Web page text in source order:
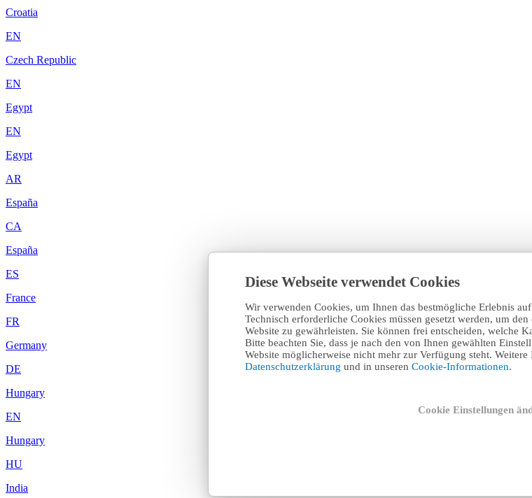
Diese Webseite verwendet Cookies
Wir verwenden Cookies, um Ihnen das bestmögliche Erlebnis
Technisch erforderliche Cookies müssen gesetzt werden, um
Website zu gewährleisten. Sie können frei entscheiden, welche
Bitte beachten Sie, dass je nach den von Ihnen gewählten
Website möglicherweise nicht mehr zur Verfügung steht.
Datenschutzerklärung und in unseren Cookie-Informationen.
Cookie Einstellungen
Croatia
EN
Czech Republic
EN
Egypt
EN
Egypt
AR
España
CA
España
ES
France
FR
Germany
DE
Hungary
EN
Hungary
HU
India